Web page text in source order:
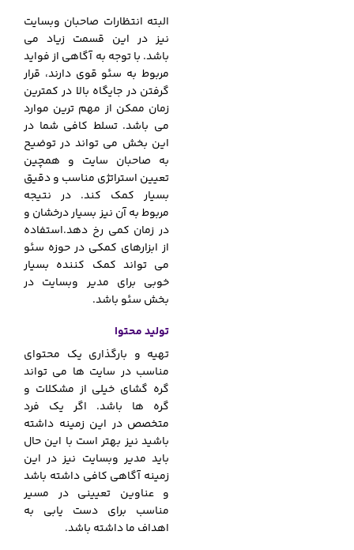
البته انتظارات صاحبان وبسایت
نیز در این قسمت زیاد می
باشد. با توجه به آگاهی از فواید
مربوط به سئو قوی دارند، قرار
گرفتن در جایگاه بالا در کمترین
زمان ممکن از مهم ترین موارد
می باشد. تسلط کافی شما در
این بخش می تواند در توضیح
به صاحبان سایت و همچین
تعیین استراتژی مناسب و دقیق
بسیار کمک کند. در نتیجه
مربوط به آن نیز بسیار درخشان و
در زمان کمی رخ دهد.استفاده
از ابزارهای کمکی در حوزه سئو
می تواند کمک کننده بسیار
خوبی برای مدیر وبسایت در
بخش سئو باشد.
تولید محتوا
تهیه و بارگذاری یک محتوای
مناسب در سایت ها می تواند
گره گشای خیلی از مشکلات و
گره ها باشد. اگر یک فرد
متخصص در این زمینه داشته
باشید نیز بهتر است با این حال
باید مدیر وبسایت نیز در این
زمینه آگاهی کافی داشته باشد
و عناوین تعیینی در مسیر
مناسب برای دست یابی به
اهداف ما داشته باشد.